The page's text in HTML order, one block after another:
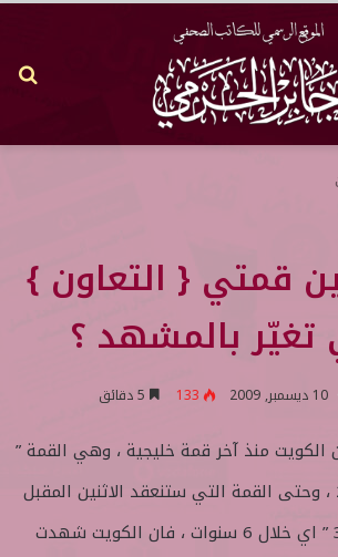
قمتي { التعاون }
تغيّر بالمشهد ؟
10 ديسمبر, 2009 133
الكويت منذ آخر قمة خليجية ، وهي القمة ”
24 ” في عام 2003 ، وحتى القمة التي ستنعقد الاثنين المقبل
وهي القمة الـ ” 30 ” اي خلال 6 سنوات ، فان الكويت شهدت